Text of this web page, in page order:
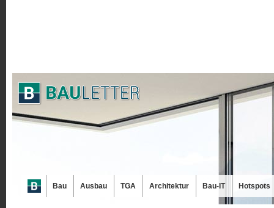
Bau Ausbau TGA Architektur Bau-IT Hotspots